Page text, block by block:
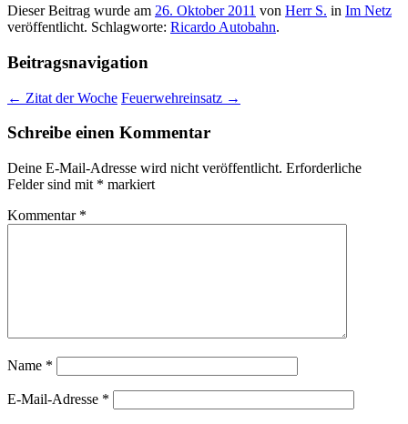
Dieser Beitrag wurde am 26. Oktober 2011 von Herr S. in Im Netz
veröffentlicht. Schlagworte: Ricardo Autobahn.
Beitragsnavigation
← Zitat der Woche Feuerwehreinsatz →
Schreibe einen Kommentar
Deine E-Mail-Adresse wird nicht veröffentlicht. Erforderliche
Felder sind mit * markiert
Kommentar *
Name *
E-Mail-Adresse *